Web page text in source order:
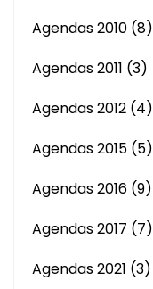
Agendas 2010 (8)
Agendas 2011 (3)
Agendas 2012 (4)
Agendas 2015 (5)
Agendas 2016 (9)
Agendas 2017 (7)
Agendas 2021 (3)